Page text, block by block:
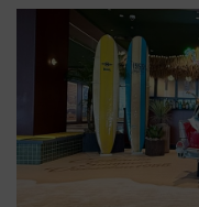
今年も発売 秋・早春に千
巡るなら使い勝手・コスパ